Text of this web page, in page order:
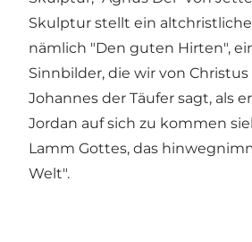
Skulptur stellt ein
nämlich "Den guten Hirten",
Sinnbilder, die wir von
Johannes der Täufer sagt, als
Jordan auf sich zu kommen
Lamm Gottes, das
Welt".